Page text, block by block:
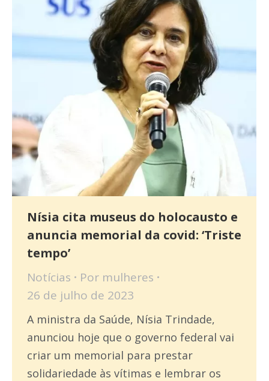
Nísia cita museus do holocausto e
anuncia memorial da covid: ‘Triste
tempo’
Notícias Por mulheres
26 de julho de 2023
A ministra da Saúde, Nísia Trindade,
anunciou hoje que o governo federal vai
criar um memorial para prestar
solidariedade às vítimas e lembrar os